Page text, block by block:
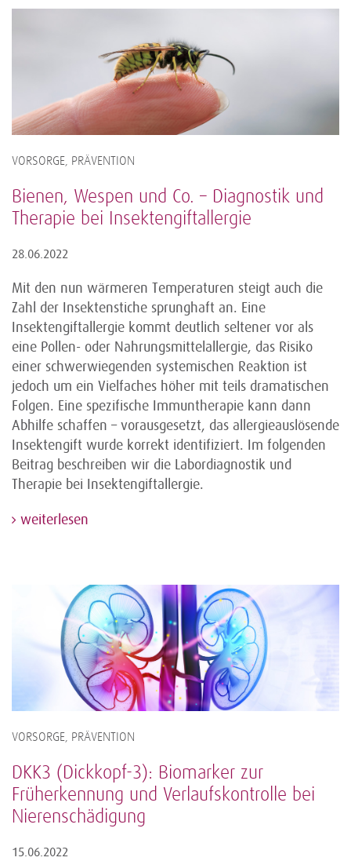
VORSORGE, PRÄVENTION
Bienen, Wespen und Co. – Diagnostik und
Therapie bei Insektengiftallergie
28.06.2022
Mit den nun wärmeren Temperaturen steigt auch die
Zahl der Insektenstiche sprunghaft an. Eine
Insektengiftallergie kommt deutlich seltener vor als
eine Pollen- oder Nahrungsmittelallergie, das Risiko
einer schwerwiegenden systemischen Reaktion ist
jedoch um ein Vielfaches höher mit teils dramatischen
Folgen. Eine spezifische Immuntherapie kann dann
Abhilfe schaffen – vorausgesetzt, das allergieauslösende
Insektengift wurde korrekt identifiziert. Im folgenden
Beitrag beschreiben wir die Labordiagnostik und
Therapie bei Insektengiftallergie.
weiterlesen
VORSORGE, PRÄVENTION
DKK3 (Dickkopf-3): Biomarker zur
Früherkennung und Verlaufskontrolle bei
Nierenschädigung
15.06.2022